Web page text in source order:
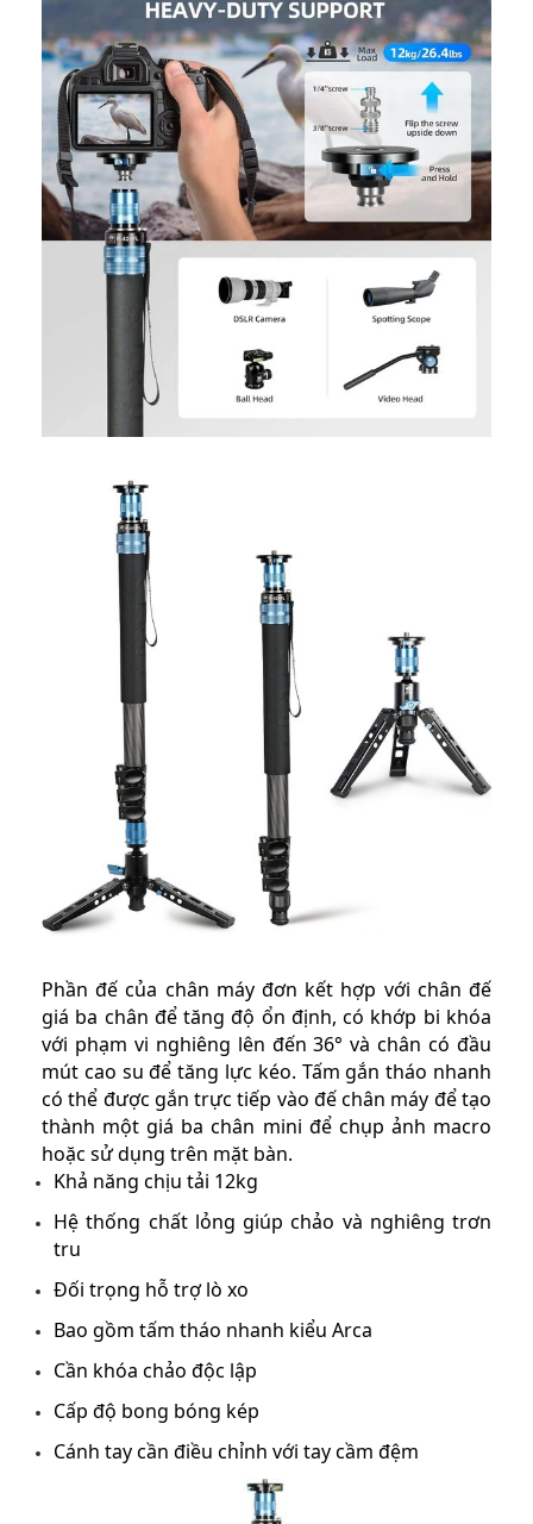
Phần đế của chân máy đơn kết hợp với chân đế
giá ba chân để tăng độ ổn định, có khớp bi khóa
với phạm vi nghiêng lên đến 36° và chân có đầu
mút cao su để tăng lực kéo. Tấm gắn tháo nhanh
có thể được gắn trực tiếp vào đế chân máy để tạo
thành một giá ba chân mini để chụp ảnh macro
hoặc sử dụng trên mặt bàn.
Khả năng chịu tải 12kg
Hệ thống chất lỏng giúp chảo và nghiêng trơn
tru
Đối trọng hỗ trợ lò xo
Bao gồm tấm tháo nhanh kiểu Arca
Cần khóa chảo độc lập
Cấp độ bong bóng kép
Cánh tay cần điều chỉnh với tay cầm đệm